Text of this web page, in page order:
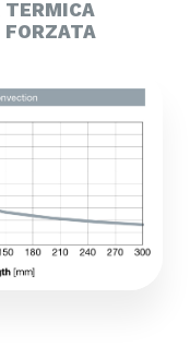
TERMICA
FORZATA